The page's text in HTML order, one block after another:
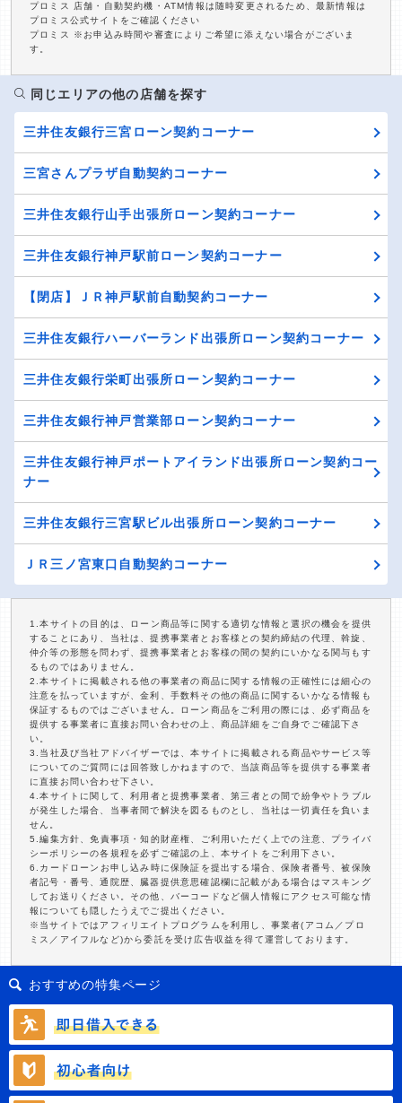
プロミス 店舗・自動契約機・ATM情報は随時変更されるため、最新情報は
プロミス公式サイトをご確認ください
プロミス ※お申込み時間や審査によりご希望に添えない場合がございま
す。
同じエリアの他の店舗を探す
三井住友銀行三宮ローン契約コーナー
三宮さんプラザ自動契約コーナー
三井住友銀行山手出張所ローン契約コーナー
三井住友銀行神戸駅前ローン契約コーナー
【閉店】ＪＲ神戸駅前自動契約コーナー
三井住友銀行ハーバーランド出張所ローン契約コーナー
三井住友銀行栄町出張所ローン契約コーナー
三井住友銀行神戸営業部ローン契約コーナー
三井住友銀行神戸ポートアイランド出張所ローン契約コー
ナー
三井住友銀行三宮駅ビル出張所ローン契約コーナー
ＪＲ三ノ宮東口自動契約コーナー
1.本サイトの目的は、ローン商品等に関する適切な情報と選択の機会を提供
することにあり、当社は、提携事業者とお客様との契約締結の代理、斡旋、
仲介等の形態を問わず、提携事業者とお客様の間の契約にいかなる関与もす
るものではありません。
2.本サイトに掲載される他の事業者の商品に関する情報の正確性には細心の
注意を払っていますが、金利、手数料その他の商品に関するいかなる情報も
保証するものではございません。ローン商品をご利用の際には、必ず商品を
提供する事業者に直接お問い合わせの上、商品詳細をご自身でご確認下さ
い。
3.当社及び当社アドバイザーでは、本サイトに掲載される商品やサービス等
についてのご質問には回答致しかねますので、当該商品等を提供する事業者
に直接お問い合わせ下さい。
4.本サイトに関して、利用者と提携事業者、第三者との間で紛争やトラブル
が発生した場合、当事者間で解決を図るものとし、当社は一切責任を負いま
せん。
5.編集方針、免責事項・知的財産権、ご利用いただく上での注意、プライバ
シーポリシーの各規程を必ずご確認の上、本サイトをご利用下さい。
6.カードローンお申し込み時に保険証を提出する場合、保険者番号、被保険
者記号・番号、通院歴、臓器提供意思確認欄に記載がある場合はマスキング
してお送りください。その他、バーコードなど個人情報にアクセス可能な情
報についても隠したうえでご提出ください。
※当サイトではアフィリエイトプログラムを利用し、事業者(アコム／プロ
ミス／アイフルなど)から委託を受け広告収益を得て運営しております。
おすすめの特集ページ